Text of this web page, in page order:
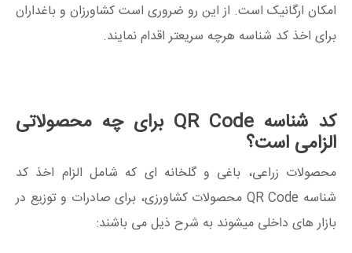
امکان ارگانیک است. از این رو ضروری است کشاورزان و باغداران
برای اخذ کد شناسه هرچه سریعتر اقدام نمایند.
کد شناسه QR Code برای چه محصولاتی
الزامی است؟
محصولات زراعی، باغی و گلخانه ای که شامل الزام اخذ کد
شناسه QR Code محصولات کشاورزی، برای صادرات و توزیع در
بازار های داخلی میشوند به شرح ذیل می باشند: